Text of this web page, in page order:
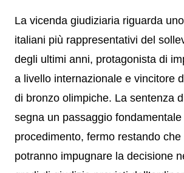
La vicenda giudiziaria riguarda
italiani più rappresentativi del
degli ultimi anni, protagonista di
a livello internazionale e vincitore
di bronzo olimpiche. La sentenza
segna un passaggio fondamentale
procedimento, fermo restando che
potranno impugnare la decisione